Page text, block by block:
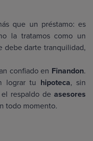
que un préstamo: es
la tratamos como un
debe darte tranquilidad,
confiado en Finandon.
lograr tu hipoteca, sin
respaldo de asesores
todo momento.